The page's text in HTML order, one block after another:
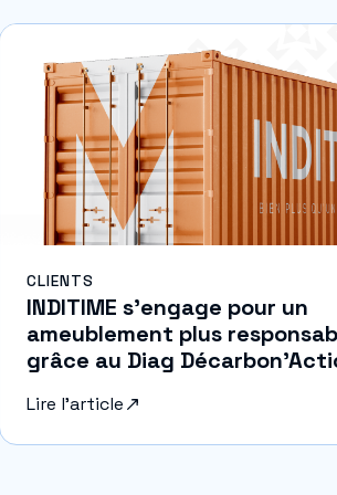
CLIENTS
INDITIME s’engage pour un
ameublement plus
grâce au Diag
Lire l'article